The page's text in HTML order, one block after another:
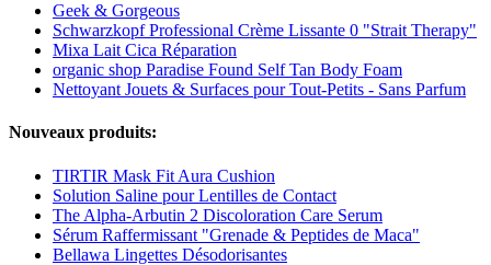
Geek & Gorgeous
Schwarzkopf Professional Crème Lissante 0 "Strait Therapy"
Mixa Lait Cica Réparation
organic shop Paradise Found Self Tan Body Foam
Nettoyant Jouets & Surfaces pour Tout-Petits - Sans Parfum
Nouveaux produits:
TIRTIR Mask Fit Aura Cushion
Solution Saline pour Lentilles de Contact
The Alpha-Arbutin 2 Discoloration Care Serum
Sérum Raffermissant "Grenade & Peptides de Maca"
Bellawa Lingettes Désodorisantes